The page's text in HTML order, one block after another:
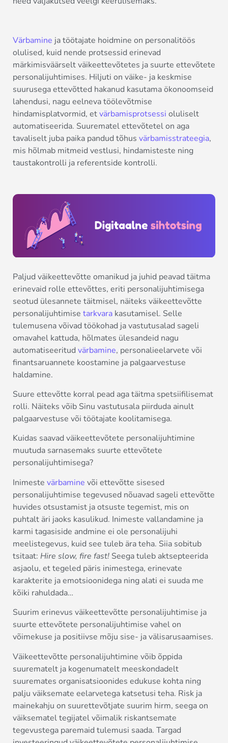
Värbamine ja töötajate hoidmine on personalitöös
olulised, kuid nende protsessid erinevad
märkimisväärselt väikeettevõtetes ja suurte ettevõtete
personalijuhtimises. Hiljuti on väike- ja keskmise
suurusega ettevõtted hakanud kasutama ökonoomseid
lahendusi, nagu eelneva töölevõtmise
hindamisplatvormid, etvärbamisprotsessi oluliselt
automatiseerida. Suurematel ettevõtetel on aga
tavaliselt juba paika pandud tõhus värbamisstrateegia,
mis hõlmab mitmeid vestlusi, hindamisteste ning
taustakontrolli ja referentside kontrolli.
Paljud väikeettevõtte omanikud ja juhid peavad täitma
erinevaid rolle ettevõttes, eriti personalijuhtimisega
seotud ülesannete täitmisel, näiteks väikeettevõtte
personalijuhtimise tarkvara kasutamisel. Selle
tulemusena võivad töökohad ja vastutusalad sageli
omavahel kattuda, hõlmates ülesandeid nagu
automatiseeritud värbamine, personalieelarvete või
finantsaruannete koostamine ja palgaarvestuse
haldamine.
Suure ettevõtte korral pead aga täitma spetsiifilisemat
rolli. Näiteks võib Sinu vastutusala piirduda ainult
palgaarvestuse või töötajate koolitamisega.
Kuidas saavad väikeettevõtete personalijuhtimine
muutuda sarnasemaks suurte ettevõtete
personalijuhtimisega?
Inimeste värbamine või ettevõtte sisesed
personalijuhtimise tegevused nõuavad sageli ettevõtte
huvides otsustamist ja otsuste tegemist, mis on
puhtalt äri jaoks kasulikud. Inimeste vallandamine ja
karmi tagasiside andmine ei ole personalijuhi
meelistegevus, kuid see tuleb ära teha. Siia sobitub
tsitaat: Hire slow, fire fast! Seega tuleb aktsepteerida
asjaolu, et tegeled päris inimestega, erinevate
karakterite ja emotsioonidega ning alati ei suuda me
kõiki rahuldada…
Suurim erinevus väikeettevõtte personalijuhtimise ja
suurte ettevõtete personalijuhtimise vahel on
võimekuse ja positiivse mõju sise- ja välisarusaamises.
Väikeettevõtte personalijuhtimine võib õppida
suurematelt ja kogenumatelt meeskondadelt
suuremates organisatsioonides edukuse kohta ning
palju väiksemate eelarvetega katsetusi teha. Risk ja
mainekahju on suurettevõtjate suurim hirm, seega on
väiksematel tegijatel võimalik riskantsemate
tegevustega paremaid tulemusi saada. Targad